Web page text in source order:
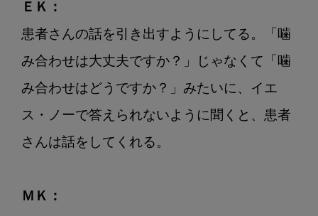
ＥＫ：
患者さんの話を引き出すようにしてる。「噛
み合わせは大丈夫ですか？」じゃなくて「噛
み合わせはどうですか？」みたいに、イエ
ス・ノーで答えられないように聞くと、患者
さんは話をしてくれる。
ＭＫ：